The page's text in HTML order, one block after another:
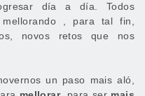
día a día. Todos
, para tal fin,
novos retos que nos
un paso mais aló,